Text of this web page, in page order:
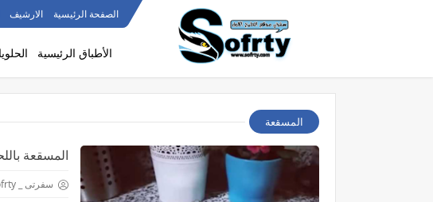
الصفحة الرئيسية الارشيف
الأطباق الرئيسية
المسقعة
المسقعة
سفرتى _ sofrty